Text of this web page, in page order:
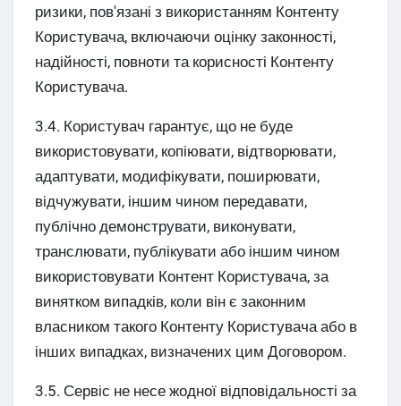
ризики, пов'язані з використанням Контенту
Користувача, включаючи оцінку законності,
надійності, повноти та корисності Контенту
Користувача.
3.4. Користувач гарантує, що не буде
використовувати, копіювати, відтворювати,
адаптувати, модифікувати, поширювати,
відчужувати, іншим чином передавати,
публічно демонструвати, виконувати,
транслювати, публікувати або іншим чином
використовувати Контент Користувача, за
винятком випадків, коли він є законним
власником такого Контенту Користувача або в
інших випадках, визначених цим Договором.
3.5. Сервіс не несе жодної відповідальності за